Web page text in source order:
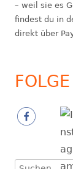
– weil sie es
findest du in
direkt über
Suchen